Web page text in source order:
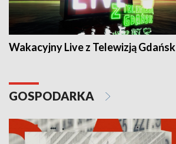
Wakacyjny Live z Telewizją Gdańsk
GOSPODARKA